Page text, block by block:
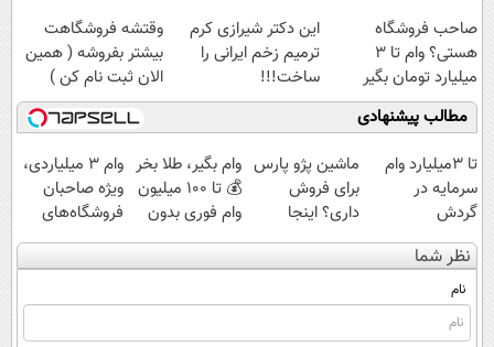
صاحب فروشگاه
هستی؟ وام تا ۳
میلیارد تومان بگیر
این دکتر شیرازی کرم
ترمیم زخم ایرانی را
ساخت!!!
وقتشه فروشگاهت
بیشتر بفروشه ( همین
الان ثبت نام کن )
مطالب پیشنهادی
تا 3میلیارد وام
سرمایه در
گردش
فروشندگان =>
فروشگاهت رو
ثبت کن
ماشین پژو پارس
برای فروش
داری؟ اینجا
سریع بفروشش
وام بگیر، طلا بخر
💰 تا 100 میلیون
وام فوری بدون
ضامن
وام ۳ میلیاردی،
ویژه صاحبان
فروشگاه‌های
آنلاین و حضوری
نظر شما
نام